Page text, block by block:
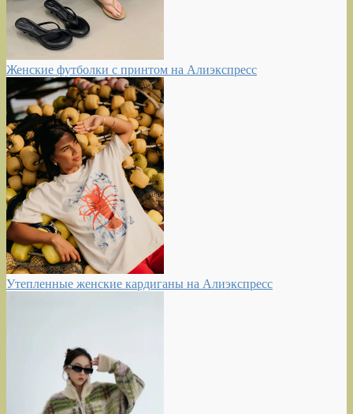
Женские футболки с принтом на Алиэкспресс
Утепленные женские кардиганы на Алиэкспресс